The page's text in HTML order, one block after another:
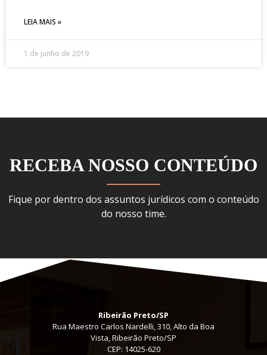
LEIA MAIS »
1 de junho de 2019
RECEBA NOSSO CONTEÚDO
Fique por dentro dos assuntos jurídicos com o conteúdo
do nosso time.
Ribeirão Preto/SP
Rua Maestro Carlos Nardelli, 310, Alto da Boa
Vista, Ribeirão Preto/SP
CEP: 14025-620